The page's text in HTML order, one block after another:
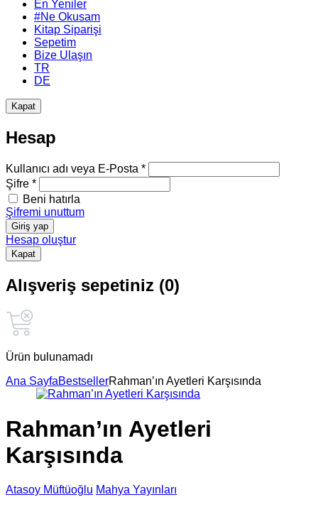
En Yeniler
#Ne Okusam
Kitap Siparişi
Sepetim
Bize Ulaşın
TR
DE
Kapat
Hesap
Kullanıcı adı veya E-Posta *
Şifre *
Beni hatırla
Şifremi unuttum
Giriş yap
Hesap oluştur
Kapat
Alışveriş sepetiniz (0)
Ürün bulunamadı
Ana SayfaBestsellerRahman’ın Ayetleri Karşısında
Rahman’ın Ayetleri
Karşısında
Atasoy Müftüoğlu Mahya Yayınları